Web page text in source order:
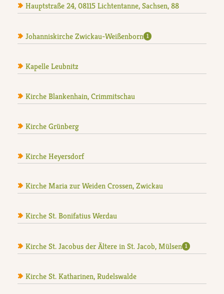
Hauptstraße 24, 08115 Lichtentanne, Sachsen, 88
Johanniskirche Zwickau-Weißenborn 1
Kapelle Leubnitz
Kirche Blankenhain, Crimmitschau
Kirche Grünberg
Kirche Heyersdorf
Kirche Maria zur Weiden Crossen, Zwickau
Kirche St. Bonifatius Werdau
Kirche St. Jacobus der Ältere in St. Jacob, Mülsen 1
Kirche St. Katharinen, Rudelswalde